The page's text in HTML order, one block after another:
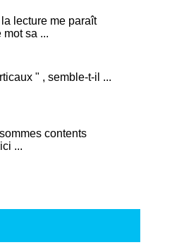
lecture me paraît
sa ...
" , semble-t-il ...
contents
...